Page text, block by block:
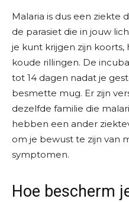
Malaria is dus een ziekte
de parasiet die in jouw
je kunt krijgen zijn koorts,
koude rillingen. De
tot 14 dagen nadat je
besmette mug. Er zijn
dezelfde familie die
hebben een ander
om je bewust te zijn van
symptomen.
Hoe bescherm